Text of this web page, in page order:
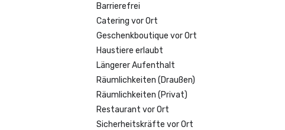
Barrierefrei
Catering vor Ort
Geschenkboutique vor Ort
Haustiere erlaubt
Längerer Aufenthalt
Räumlichkeiten (Draußen)
Räumlichkeiten (Privat)
Restaurant vor Ort
Sicherheitskräfte vor Ort